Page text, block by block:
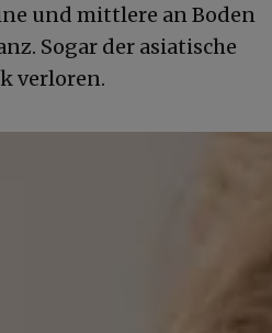
und mittlere an Boden
Sogar der asiatische
verloren.